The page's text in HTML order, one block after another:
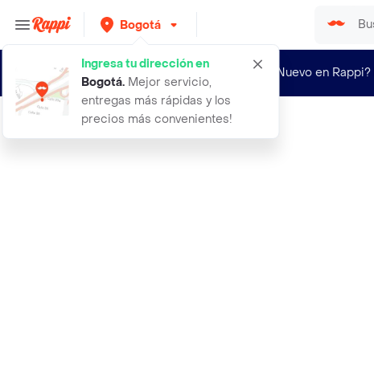
Bogotá
Ingresa tu dirección en
Bogotá. Mejor servicio,
entregas más rápidas y los
precios más convenientes!
¿Nuevo en Rappi?
aceite de oliva dur puro 225cc